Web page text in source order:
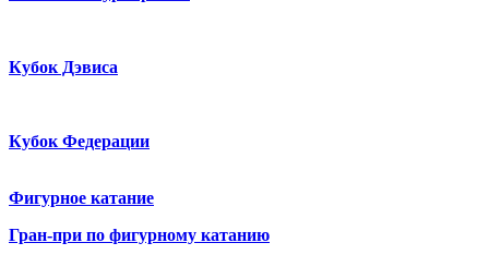
Кубок Дэвиса
Кубок Федерации
Фигурное катание
Гран-при по фигурному катанию